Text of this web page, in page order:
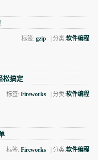
标签:gzip | 分类:软件编程
松搞定
标签:Fireworks | 分类:软件编程
标签:Fireworks | 分类:软件编程